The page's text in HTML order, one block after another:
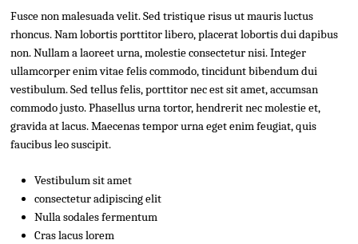
Fusce non malesuada velit. Sed tristique risus ut mauris luctus
rhoncus. Nam lobortis porttitor libero, placerat lobortis dui dapibus
non. Nullam a laoreet urna, molestie consectetur nisi. Integer
ullamcorper enim vitae felis commodo, tincidunt bibendum dui
vestibulum. Sed tellus felis, porttitor nec est sit amet, accumsan
commodo justo. Phasellus urna tortor, hendrerit nec molestie et,
gravida at lacus. Maecenas tempor urna eget enim feugiat, quis
faucibus leo suscipit.
Vestibulum sit amet
consectetur adipiscing elit
Nulla sodales fermentum
Cras lacus lorem